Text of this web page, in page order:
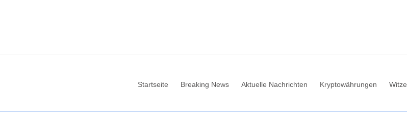
Startseite Breaking News Aktuelle Nachrichten Kryptowährungen Witze